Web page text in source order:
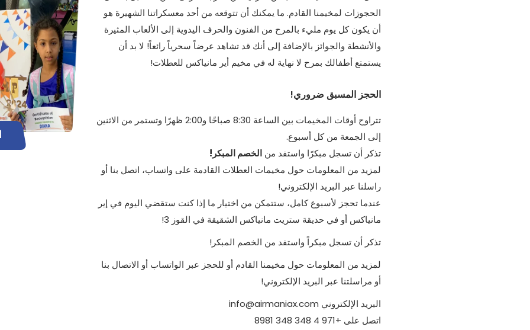
الحجوزات لمخيمنا القادم. ما يمكنك أن تتوقعه من أحد معسكراتنا الشهيرة هو
أن يكون كل يوم مليء بالمرح من الفنون والحرف اليدوية إلى الألعاب المثيرة
والأنشطة والجوائز بالإضافة إلى أنك قد تشاهد عرضاً سحرياً رائعاً! لا بد أن
يستمتع أطفالك بمرح لا نهاية له في مخيم أير مانياكس للعطلات!
الحجز المسبق ضروري!
تتراوح أوقات المخيمات بين الساعة 8:30 صباحًا و2:00 ظهرًا وتستمر من الاثنين
إلى الجمعة من كل أسبوع.
تذكر أن تسجل مبكرًا واستفد من الخصم المبكر!
لمزيد من المعلومات حول مخيمات العطلات القادمة على واتساب، اتصل بنا أو
راسلنا عبر البريد الإلكتروني!
عندما تحجز لأسبوع كامل، ستتمكن من اختيار ما إذا كنت ستقضي اليوم في إير
مانياكس أو في حديقة ستريت مانياكس الشقيقة في القوز 3!
تذكر أن تسجل مبكراً واستفد من الخصم المبكر!
لمزيد من المعلومات حول مخيمنا القادم أو للحجز عبر الواتساب أو الاتصال بنا
أو مراسلتنا عبر البريد الإلكتروني!
البريد الإلكتروني info@airmaniax.com
اتصل على +971 4 348 348 8981